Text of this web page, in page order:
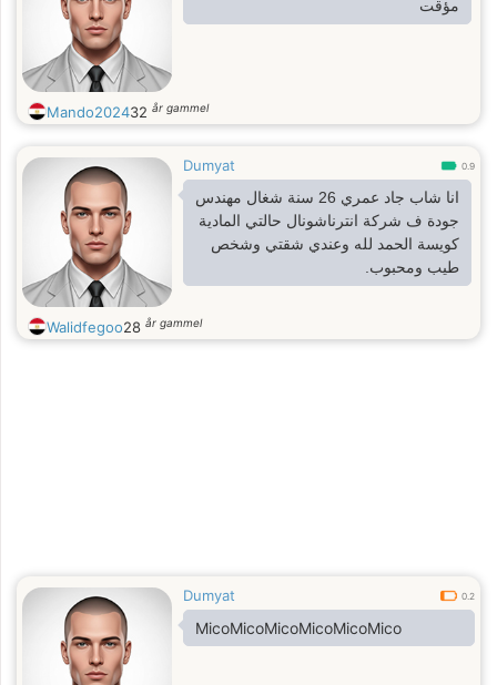
مؤقت
Mando202432 år gammel
Dumyat 0.9
انا شاب جاد عمري 26 سنة شغال مهندس
جودة ف شركة انترناشونال حالتي المادية
كويسة الحمد لله وعندي شقتي وشخص
طيب ومحبوب.
Walidfegoo28 år gammel
Dumyat 0.2
MicoMicoMicoMicoMicoMico